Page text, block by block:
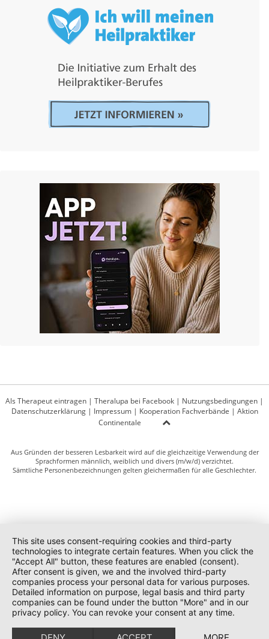
Als Therapeut eintragen | Theralupa bei Facebook | Nutzungsbedingungen |
Datenschutzerklärung| Impressum| Kooperation Fachverbände | Aktion
Continentale
Aus Gründen der besseren Lesbarkeit wird auf die gleichzeitige Verwendung der
Sprachformen männlich, weiblich und divers (m/w/d) verzichtet.
Sämtliche Personenbezeichnungen gelten gleichermaßen für alle Geschlechter.
This site uses consent-requiring cookies and third-party
technologies to integrate certain features. When you click the
"Accept All" button, these features are enabled (consent).
After consent is given, we and the involved third-party
companies process your personal data for various purposes.
Detailed information on purpose, legal basis and third party
companies can be found under the button "More" and in our
privacy policy. You can revoke your consent at any time.